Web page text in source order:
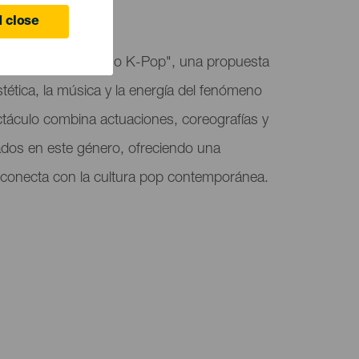
close
acoge "El Universo K-Pop", una propuesta
la música y la energía del fenómeno
combina actuaciones, coreografías y
en este género, ofreciendo una
con la cultura pop contemporánea.